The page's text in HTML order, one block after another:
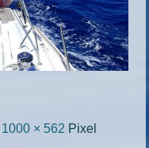
1000 × 562 Pixel